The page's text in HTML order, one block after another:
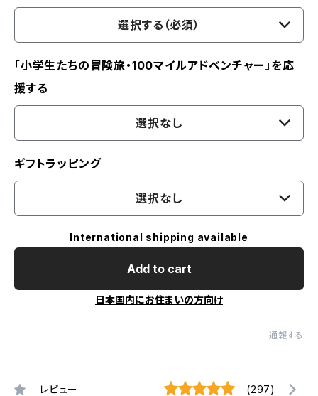
選択する（必須）
「小学生たちの冒険旅・100マイルアドベンチャー」を応
援する
選択なし
ギフトラッピング
選択なし
International shipping available
Add to cart
日本国内にお住まいの方向け
通報する
レビュー (297)